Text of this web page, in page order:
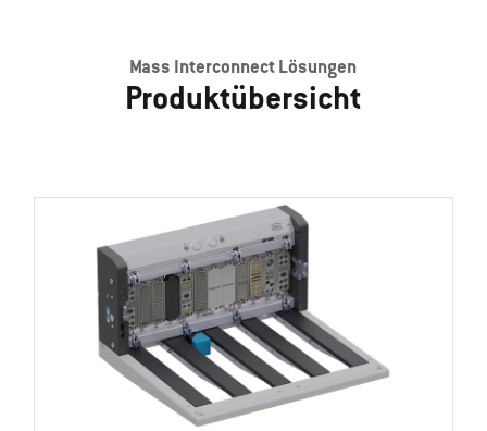
Mass Interconnect Lösungen
Produktübersicht